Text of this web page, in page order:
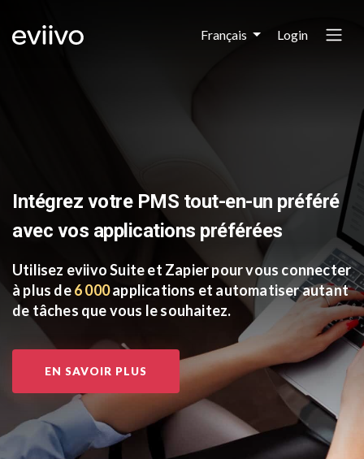
Français Login
Intégrez votre PMS tout-en-un préféré
avec vos applications préférées
Utilisez eviivo Suite et Zapier pour vous connecter
à plus de6 000applications et automatiser autant
de tâches que vous le souhaitez.
EN SAVOIR PLUS